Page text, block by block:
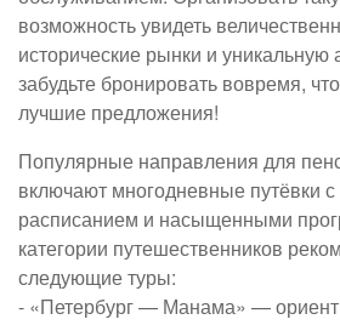
возможность увидеть
исторические рынки и уникальную
забудьте бронировать вовремя,
лучшие предложения!
Популярные направления для
включают многодневные путёвки
расписанием и насыщенными
категории путешественников
следующие туры:
- «Петербург — Манама» —